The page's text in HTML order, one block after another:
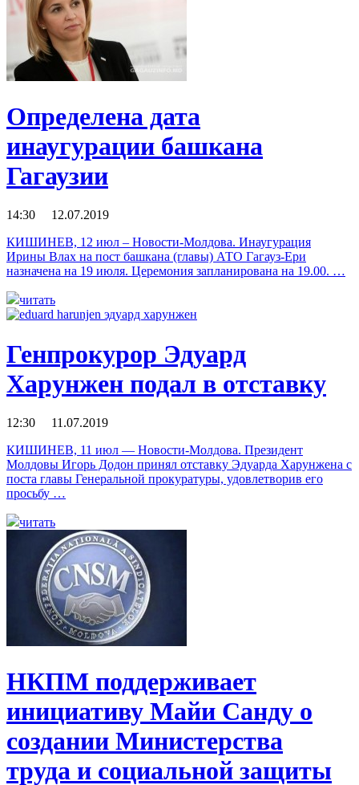
Определена дата
инаугурации башкана
Гагаузии
14:30 12.07.2019
КИШИНЕВ, 12 июл – Новости-Молдова. Инаугурация
Ирины Влах на пост башкана (главы) АТО Гагауз-Ери
назначена на 19 июля. Церемония запланирована на 19.00. …
читать
Генпрокурор Эдуард
Харунжен подал в отставку
12:30 11.07.2019
КИШИНЕВ, 11 июл — Новости-Молдова. Президент
Молдовы Игорь Додон принял отставку Эдуарда Харунжена с
поста главы Генеральной прокуратуры, удовлетворив его
просьбу …
читать
НКПМ поддерживает
инициативу Майи Санду о
создании Министерства
труда и социальной защиты